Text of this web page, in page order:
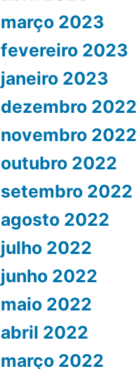
março 2023
fevereiro 2023
janeiro 2023
dezembro 2022
novembro 2022
outubro 2022
setembro 2022
agosto 2022
julho 2022
junho 2022
maio 2022
abril 2022
março 2022